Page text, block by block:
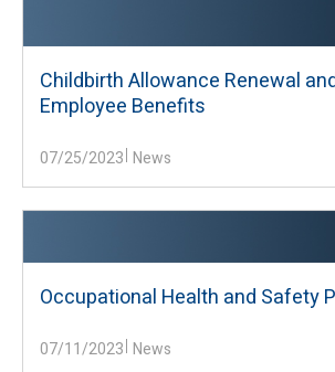
Childbirth Allowance Renewal
Employee Benefits
07/25/2023 News
Occupational Health and Safety
07/11/2023 News